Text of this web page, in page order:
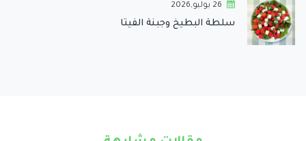
26 يوليو,2026
سلطة البطيخ وجبنة الفيتا